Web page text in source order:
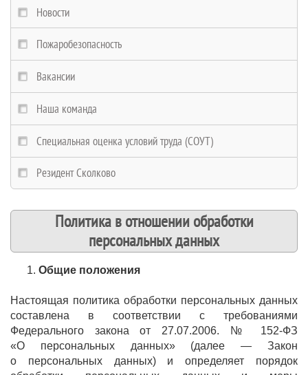
Новости
Пожаробезопасность
Вакансии
Наша команда
Специальная оценка условий труда (СОУТ)
Резидент Сколково
Политика в отношении обработки
персональных данных
1. Общие положения
Настоящая политика обработки персональных данных
составлена в соответствии с требованиями
Федерального закона от 27.07.2006. № 152-ФЗ
«О персональных данных» (далее — Закон
о персональных данных) и определяет порядок